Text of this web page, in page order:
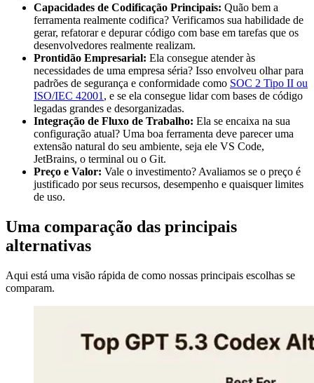
Capacidades de Codificação Principais: Quão bem a
ferramenta realmente codifica? Verificamos sua habilidade de
gerar, refatorar e depurar código com base em tarefas que os
desenvolvedores realmente realizam.
Prontidão Empresarial: Ela consegue atender às
necessidades de uma empresa séria? Isso envolveu olhar para
padrões de segurança e conformidade como SOC 2 Tipo II ou
ISO/IEC 42001 , e se ela consegue lidar com bases de código
legadas grandes e desorganizadas.
Integração de Fluxo de Trabalho: Ela se encaixa na sua
configuração atual? Uma boa ferramenta deve parecer uma
extensão natural do seu ambiente, seja ele VS Code,
JetBrains, o terminal ou o Git.
Preço e Valor: Vale o investimento? Avaliamos se o preço é
justificado por seus recursos, desempenho e quaisquer limites
de uso.
Uma comparação das principais
alternativas
Aqui está uma visão rápida de como nossas principais escolhas se
comparam.